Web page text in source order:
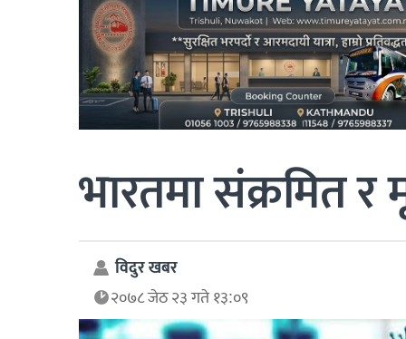
भारतमा संक्रमित
विदुर खबर
२०७८ जेठ २३ गते १३:०९